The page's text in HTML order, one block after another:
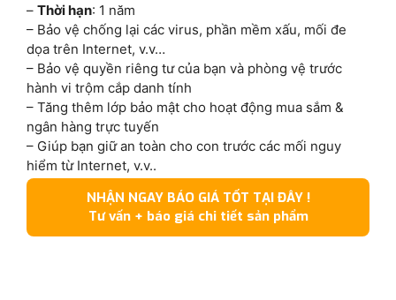
– Thời hạn: 1 năm
– Bảo vệ chống lại các virus, phần mềm xấu, mối đe
dọa trên Internet, v.v…
– Bảo vệ quyền riêng tư của bạn và phòng vệ trước
hành vi trộm cắp danh tính
– Tăng thêm lớp bảo mật cho hoạt động mua sắm &
ngân hàng trực tuyến
– Giúp bạn giữ an toàn cho con trước các mối nguy
hiểm từ Internet, v.v..
NHẬN NGAY BÁO GIÁ TỐT TẠI ĐÂY !
Tư vấn + báo giá chi tiết sản phẩm